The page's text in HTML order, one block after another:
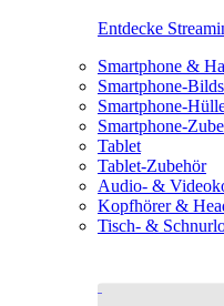
Entdecke
Smartphone &
Smartphone-
Smartphone-
Smartphone-
Tablet
Tablet-Zubehör
Audio- &
Kopfhörer &
Tisch- &